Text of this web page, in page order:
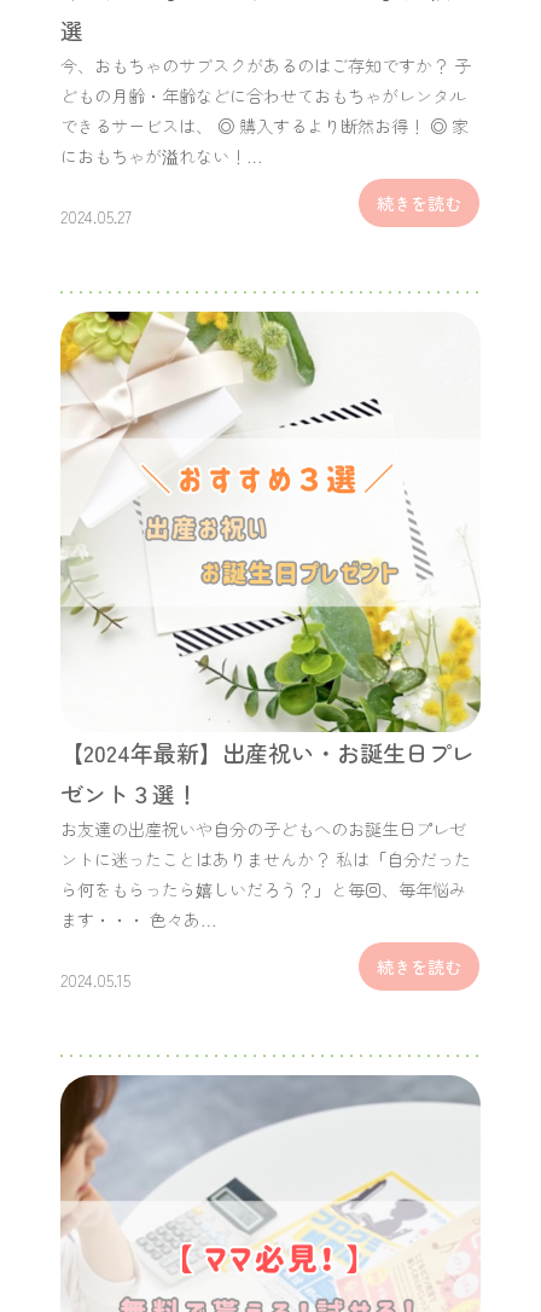
選
今、おもちゃのサブスクがあるのはご存知ですか？ 子
どもの月齢・年齢などに合わせておもちゃがレンタル
できるサービスは、 ◎ 購入するより断然お得！ ◎ 家
におもちゃが溢れない！…
2024.05.27
続きを読む
【2024年最新】出産祝い・お誕生日プレ
ゼント３選！
お友達の出産祝いや自分の子どもへのお誕生日プレゼ
ントに迷ったことはありませんか？ 私は「自分だった
ら何をもらったら嬉しいだろう？」と毎回、毎年悩み
ます・・・ 色々あ…
2024.05.15
続きを読む